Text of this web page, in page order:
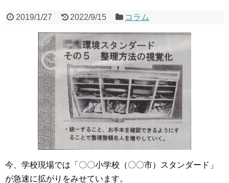
2019/1/27 2022/9/15 コラム
今、学校現場では「〇〇小学校（〇〇市）スタンダード」
が急速に拡がりをみせています。